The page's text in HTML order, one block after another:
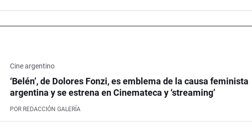
Cine argentino
‘Belén’, de Dolores Fonzi, es emblema de la causa feminista
argentina y se estrena en Cinemateca y ‘streaming’
POR REDACCIÓN GALERÍA